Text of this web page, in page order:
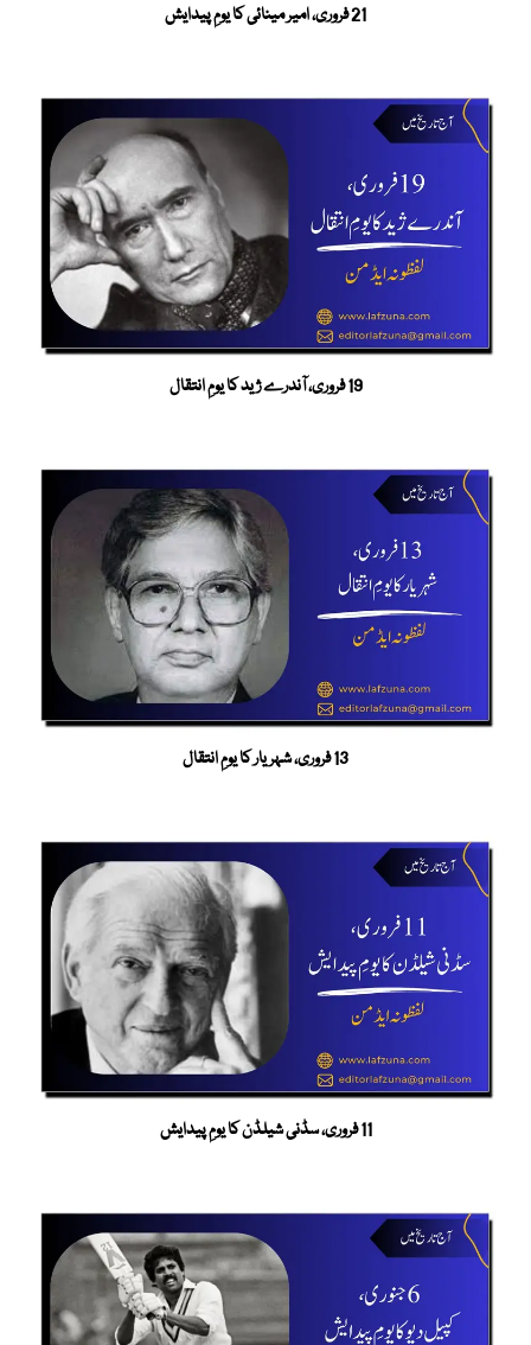
21 فروری، امیر مینائی کا یومِ پیدایش
19 فروری، آندرے ژید کا یومِ انتقال
13 فروری، شہریار کا یومِ انتقال
11 فروری، سڈنی شیلڈن کا یومِ پیدایش